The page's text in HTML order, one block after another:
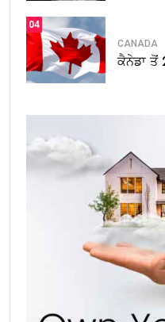
04
CANADA
ਕੈਨੇਡਾ ਤੋਂ